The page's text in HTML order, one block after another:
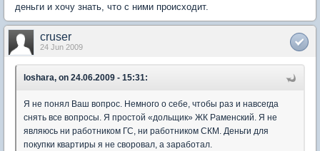
деньги и хочу знать, что с ними происходит.
cruser
24 Jun 2009
loshara, on 24.06.2009 - 15:31:
Я не понял Ваш вопрос. Немного о себе, чтобы раз и навсегда
снять все вопросы. Я простой «дольщик» ЖК Раменский. Я не
являюсь ни работником ГС, ни работником СКМ. Деньги для
покупки квартиры я не своровал, а заработал.